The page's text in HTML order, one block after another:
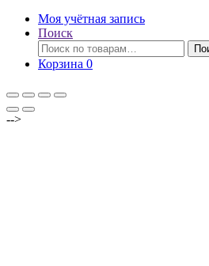
Моя учётная запись
Поиск
Искать:
Корзина 0
-->